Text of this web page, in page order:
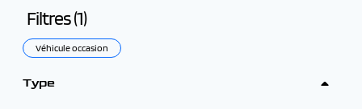
Filtres (1)
Véhicule occasion
Type